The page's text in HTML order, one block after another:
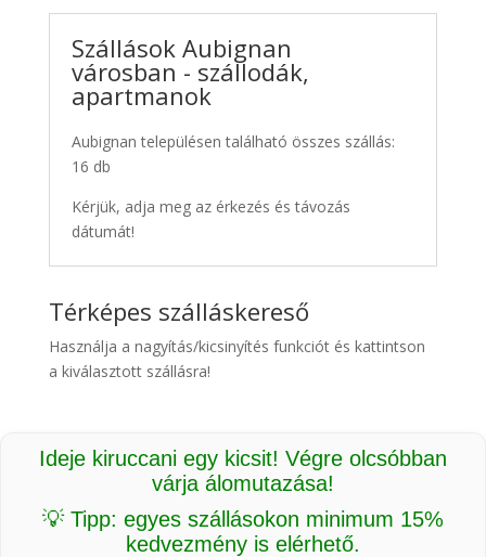
Szállások Aubignan
városban - szállodák,
apartmanok
Aubignan településen található összes szállás:
16 db
Kérjük, adja meg az érkezés és távozás
dátumát!
Térképes szálláskereső
Használja a nagyítás/kicsinyítés funkciót és kattintson
a kiválasztott szállásra!
Ideje kiruccani egy kicsit! Végre olcsóbban
várja álomutazása!
💡 Tipp: egyes szállásokon minimum 15%
kedvezmény is elérhető.